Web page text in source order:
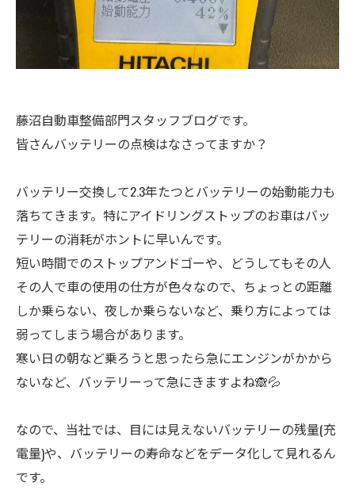
藤沼自動車整備部門スタッフブログです。
皆さんバッテリーの点検はなさってますか？
バッテリー交換して2.3年たつとバッテリーの始動能力も
落ちてきます。特にアイドリングストップのお車はバッ
テリーの消耗がホントに早いんです。
短い時間でのストップアンドゴーや、どうしてもその人
その人で車の使用の仕方が色々なので、ちょっとの距離
しか乗らない、夜しか乗らないなど、乗り方によっては
弱ってしまう場合があります。
寒い日の朝など乗ろうと思ったら急にエンジンがかから
ないなど、バッテリーって急にきますよね🙈💦
なので、当社では、目には見えないバッテリーの残量(充
電量)や、バッテリーの寿命などをデータ化して見れるん
です。